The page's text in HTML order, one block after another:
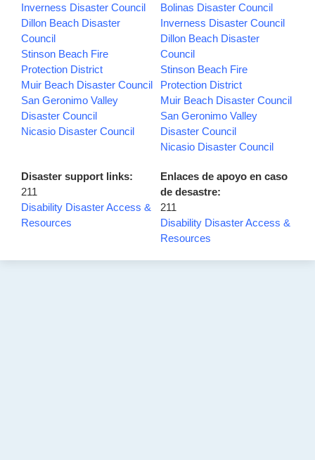
Inverness Disaster Council
Dillon Beach Disaster
Council
Stinson Beach Fire
Protection District
Muir Beach Disaster Council
San Geronimo Valley
Disaster Council
Nicasio Disaster Council
Bolinas Disaster Council
Inverness Disaster Council
Dillon Beach Disaster
Council
Stinson Beach Fire
Protection District
Muir Beach Disaster Council
San Geronimo Valley
Disaster Council
Nicasio Disaster Council
Disaster support links:
211
Disability Disaster Access &
Resources
Enlaces de apoyo en caso
de desastre:
211
Disability Disaster Access &
Resources